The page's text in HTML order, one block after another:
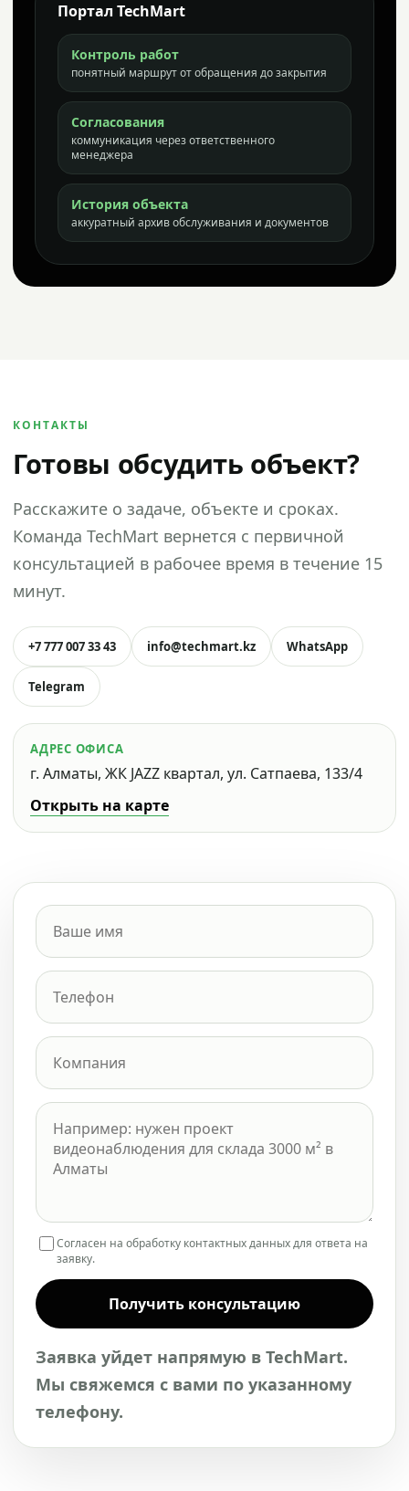
Портал TechMart
Контроль работ
понятный маршрут от обращения до закрытия
Согласования
коммуникация через ответственного
менеджера
История объекта
аккуратный архив обслуживания и документов
КОНТАКТЫ
Готовы обсудить объект?
Расскажите о задаче, объекте и сроках.
Команда TechMart вернется с первичной
консультацией в рабочее время в течение 15
минут.
+7 777 007 33 43 info@techmart.kz WhatsApp
Telegram
АДРЕС ОФИСА
г. Алматы, ЖК JAZZ квартал, ул. Сатпаева, 133/4
Открыть на карте
Согласен на обработку контактных данных для ответа на
заявку.
Получить консультацию
Заявка уйдет напрямую в TechMart.
Мы свяжемся с вами по указанному
телефону.